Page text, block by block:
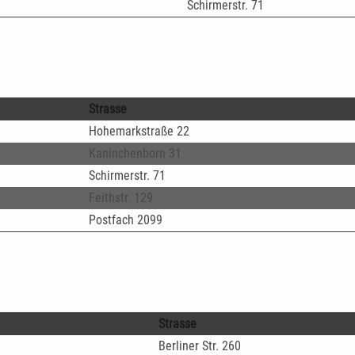
Schirmerstr. 71
Strasse
Hohemarkstraße 22
Kaninchenborn 31
Schirmerstr. 71
Feithstr. 129
Postfach 2099
Strasse
Berliner Str. 260